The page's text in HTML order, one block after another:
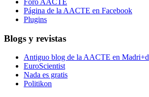
Foro AACTE
Página de la AACTE en Facebook
Plugins
Blogs y revistas
Antiguo blog de la AACTE en Madri+d
EuroScientist
Nada es gratis
Politikon